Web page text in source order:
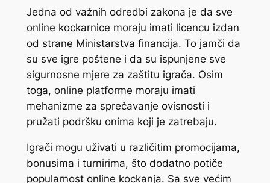
Jedna od važnih odredbi zakona je da sve
online kockarnice moraju imati licencu izdan
od strane Ministarstva financija. To jamči da
su sve igre poštene i da su ispunjene sve
sigurnosne mjere za zaštitu igrača. Osim
toga, online platforme moraju imati
mehanizme za sprečavanje ovisnosti i
pružati podršku onima koji je zatrebaju.
Igrači mogu uživati u različitim promocijama,
bonusima i turnirima, što dodatno potiče
popularnost online kockanja. Sa sve većim